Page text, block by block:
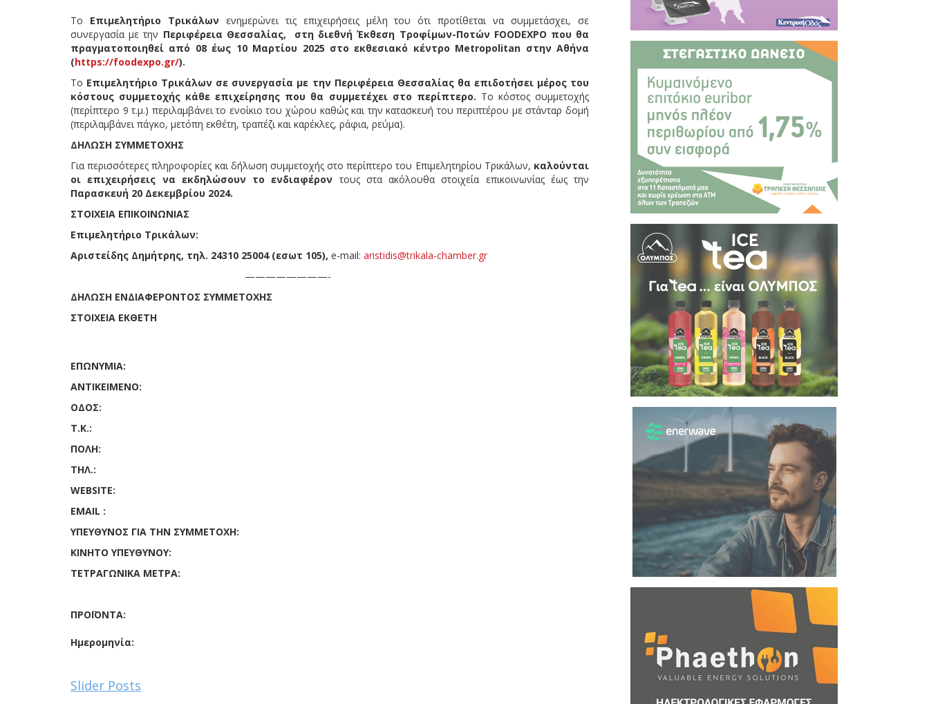
Το Επιμελητήριο Τρικάλων ενημερώνει τις επιχειρήσεις μέλη του ότι προτίθεται να συμμετάσχει, σε
συνεργασία με την Περιφέρεια Θεσσαλίας, στη διεθνή Έκθεση Τροφίμων-Ποτών FOODEXPO που θα
πραγματοποιηθεί από 08 έως 10 Μαρτίου 2025 στο εκθεσιακό κέντρο Metropolitan στην Αθήνα
(https://foodexpo.gr/).
Το Επιμελητήριο Τρικάλων σε συνεργασία με την Περιφέρεια Θεσσαλίας θα επιδοτήσει μέρος του
κόστους συμμετοχής κάθε επιχείρησης που θα συμμετέχει στο περίπτερο. Το κόστος συμμετοχής
(περίπτερο 9 τ.μ.) περιλαμβάνει το ενοίκιο του χώρου καθώς και την κατασκευή του περιπτέρου με στάνταρ δομή
(περιλαμβάνει πάγκο, μετόπη εκθέτη, τραπέζι και καρέκλες, ράφια, ρεύμα).
ΔΗΛΩΣΗ ΣΥΜΜΕΤΟΧΗΣ
Για περισσότερες πληροφορίες και δήλωση συμμετοχής στο περίπτερο του Επιμελητηρίου Τρικάλων, καλούνται
οι επιχειρήσεις να εκδηλώσουν το ενδιαφέρον τους στα ακόλουθα στοιχεία επικοινωνίας έως την
Παρασκευή 20 Δεκεμβρίου 2024.
ΣΤΟΙΧΕΙΑ ΕΠΙΚΟΙΝΩΝΙΑΣ
Επιμελητήριο Τρικάλων:
Αριστείδης Δημήτρης, τηλ. 24310 25004 (εσωτ 105), e-mail: aristidis@trikala-chamber.gr
————————-
ΔΗΛΩΣΗ ΕΝΔΙΑΦΕΡΟΝΤΟΣ ΣΥΜΜΕΤΟΧΗΣ
ΣΤΟΙΧΕΙΑ ΕΚΘΕΤΗ
ΕΠΩΝΥΜΙΑ:
ΑΝΤΙΚΕΙΜΕΝΟ:
ΟΔΟΣ:
Τ.Κ.:
ΠΟΛΗ:
ΤΗΛ.:
WEBSITE:
EMAIL :
ΥΠΕΥΘΥΝΟΣ ΓΙΑ ΤΗΝ ΣΥΜΜΕΤΟΧΗ:
ΚΙΝΗΤΟ ΥΠΕΥΘΥΝΟΥ:
ΤΕΤΡΑΓΩΝΙΚΑ ΜΕΤΡΑ:
ΠΡΟΪΟΝΤΑ:
Ημερομηνία:
Slider Posts